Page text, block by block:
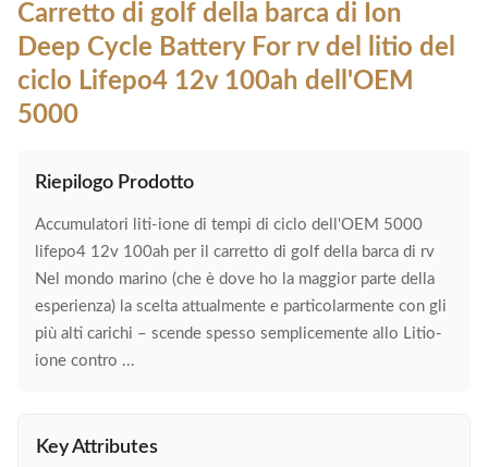
Carretto di golf della barca di Ion
Deep Cycle Battery For rv del litio del
ciclo Lifepo4 12v 100ah dell'OEM
5000
Riepilogo Prodotto
Accumulatori liti-ione di tempi di ciclo dell'OEM 5000
lifepo4 12v 100ah per il carretto di golf della barca di rv
Nel mondo marino (che è dove ho la maggior parte della
esperienza) la scelta attualmente e particolarmente con gli
più alti carichi – scende spesso semplicemente allo Litio-
ione contro ...
Key Attributes